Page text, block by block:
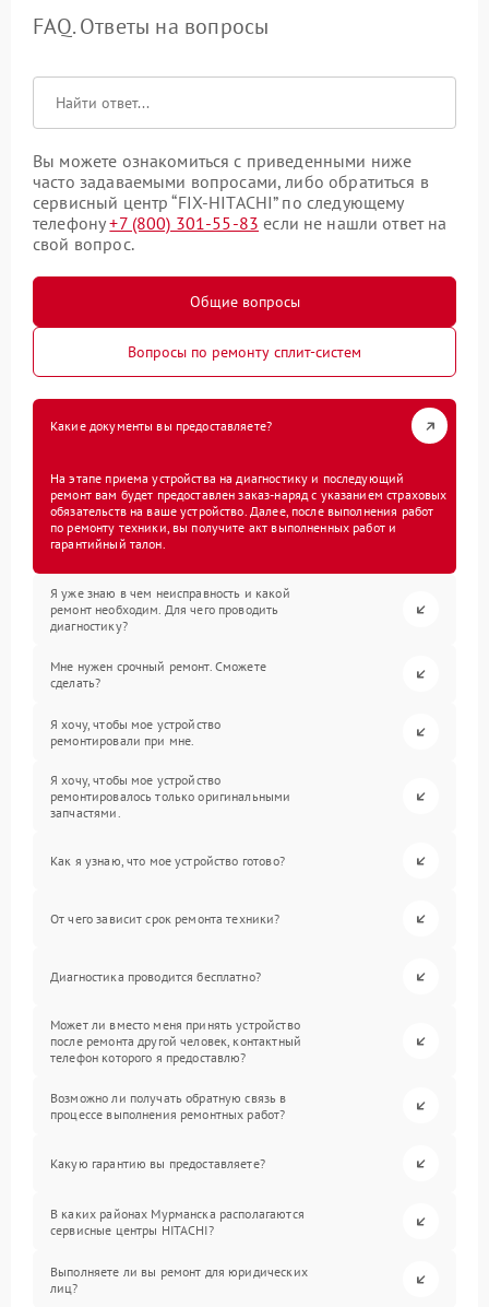
FAQ. Ответы на вопросы
Вы можете ознакомиться с приведенными ниже
часто задаваемыми вопросами, либо обратиться в
сервисный центр “FIX-HITACHI” по следующему
телефону+7 (800) 301-55-83 если не нашли ответ на
свой вопрос.
Общие вопросы
Вопросы по ремонту сплит-систем
Какие документы вы предоставляете?
На этапе приема устройства на диагностику и последующий
ремонт вам будет предоставлен заказ-наряд с указанием страховых
обязательств на ваше устройство. Далее, после выполнения работ
по ремонту техники, вы получите акт выполненных работ и
гарантийный талон.
Я уже знаю в чем неисправность и какой
ремонт необходим. Для чего проводить
диагностику?
Мне нужен срочный ремонт. Сможете
сделать?
Я хочу, чтобы мое устройство
ремонтировали при мне.
Я хочу, чтобы мое устройство
ремонтировалось только оригинальными
запчастями.
Как я узнаю, что мое устройство готово?
От чего зависит срок ремонта техники?
Диагностика проводится бесплатно?
Может ли вместо меня принять устройство
после ремонта другой человек, контактный
телефон которого я предоставлю?
Возможно ли получать обратную связь в
процессе выполнения ремонтных работ?
Какую гарантию вы предоставляете?
В каких районах Мурманска располагаются
сервисные центры HITACHI?
Выполняете ли вы ремонт для юридических
лиц?